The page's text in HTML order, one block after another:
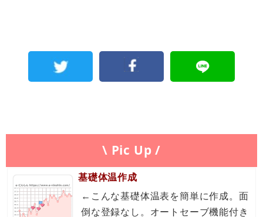
\ Pic Up /
基礎体温作成
←こんな基礎体温表を簡単に作成。面
倒な登録なし。オートセーブ機能付き